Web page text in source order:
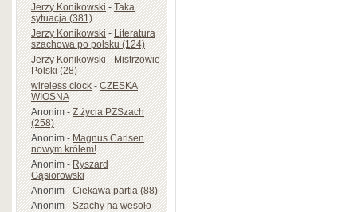
Jerzy Konikowski-Taka
sytuacja (381)
Jerzy Konikowski-Literatura
szachowa po polsku (124)
Jerzy Konikowski-Mistrzowie
Polski (28)
wireless clock-CZESKA
WIOSNA
Anonim-Z życia PZSzach
(258)
Anonim-Magnus Carlsen
nowym królem!
Anonim-Ryszard
Gąsiorowski
Anonim-Ciekawa partia (88)
Anonim-Szachy na wesoło